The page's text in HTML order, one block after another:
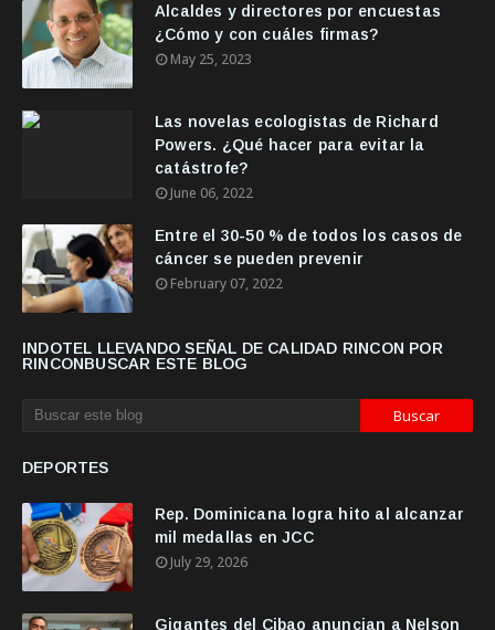
Alcaldes y directores por encuestas
¿Cómo y con cuáles firmas?
May 25, 2023
Las novelas ecologistas de Richard
Powers. ¿Qué hacer para evitar la
catástrofe?
June 06, 2022
Entre el 30-50 % de todos los casos de
cáncer se pueden prevenir
February 07, 2022
INDOTEL LLEVANDO SEÑAL DE CALIDAD RINCON POR
RINCONBUSCAR ESTE BLOG
DEPORTES
Rep. Dominicana logra hito al alcanzar
mil medallas en JCC
July 29, 2026
Gigantes del Cibao anuncian a Nelson